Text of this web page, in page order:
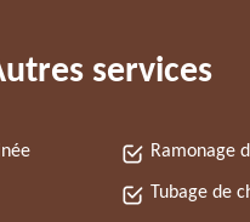
services
Ramonage
Tubage de